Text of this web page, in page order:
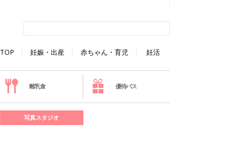
TOP 妊娠・出産 赤ちゃん・育児 妊活
離乳食 優待パス
写真スタジオ